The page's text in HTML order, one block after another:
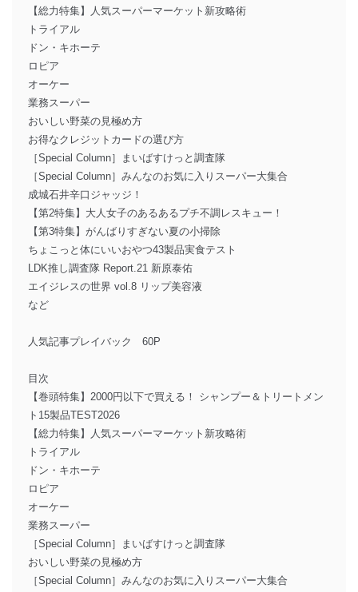
【総力特集】人気スーパーマーケット新攻略術
トライアル
ドン・キホーテ
ロピア
オーケー
業務スーパー
おいしい野菜の見極め方
お得なクレジットカードの選び方
［Special Column］まいばすけっと調査隊
［Special Column］みんなのお気に入りスーパー大集合
成城石井辛口ジャッジ！
【第2特集】大人女子のあるあるプチ不調レスキュー！
【第3特集】がんばりすぎない夏の小掃除
ちょこっと体にいいおやつ43製品実食テスト
LDK推し調査隊 Report.21 新原泰佑
エイジレスの世界 vol.8 リップ美容液
など
人気記事プレイバック 60P
目次
【巻頭特集】2000円以下で買える！ シャンプー＆トリートメン
ト15製品TEST2026
【総力特集】人気スーパーマーケット新攻略術
トライアル
ドン・キホーテ
ロピア
オーケー
業務スーパー
［Special Column］まいばすけっと調査隊
おいしい野菜の見極め方
［Special Column］みんなのお気に入りスーパー大集合